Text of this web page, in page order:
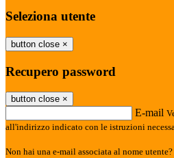
Seleziona utente
button close ×
Recupero password
button close ×
E-mail
all'indirizzo indicato con le istruzioni
Non hai una e-mail associata al nome